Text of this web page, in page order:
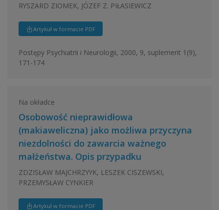
RYSZARD ZIOMEK, JÓZEF Z. PIŁASIEWICZ
Artykuł w formacie PDF
Postępy Psychiatrii i Neurologii, 2000, 9, suplement 1(9),
171-174
Na okładce
Osobowość nieprawidłowa
(makiaweliczna) jako możliwa przyczyna
niezdolności do zawarcia ważnego
małżeństwa. Opis przypadku
ZDZISŁAW MAJCHRZYYK, LESZEK CISZEWSKI,
PRZEMYSŁAW CYNKIER
Artykuł w formacie PDF